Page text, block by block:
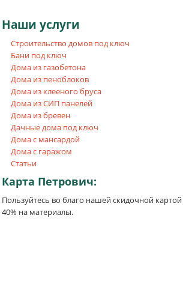
Наши услуги
Строительство домов под ключ
Бани под ключ
Дома из газобетона
Дома из пеноблоков
Дома из клееного бруса
Дома из СИП панелей
Дома из бревен
Дачные дома под ключ
Дома с мансардой
Дома с гаражом
Статьи
Карта Петрович:
Пользуйтесь во благо нашей скидочной
40% на материалы.